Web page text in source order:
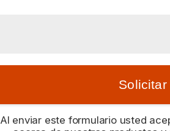
Al enviar este formulario usted